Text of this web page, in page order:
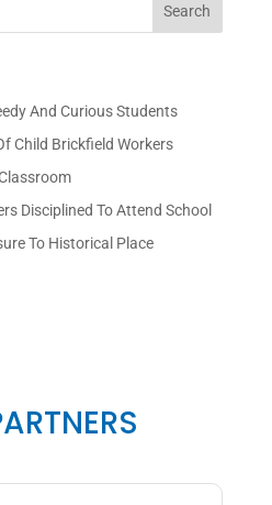
Search
And Curious Students
Child Brickfield Workers
Disciplined To Attend School
To Historical Place